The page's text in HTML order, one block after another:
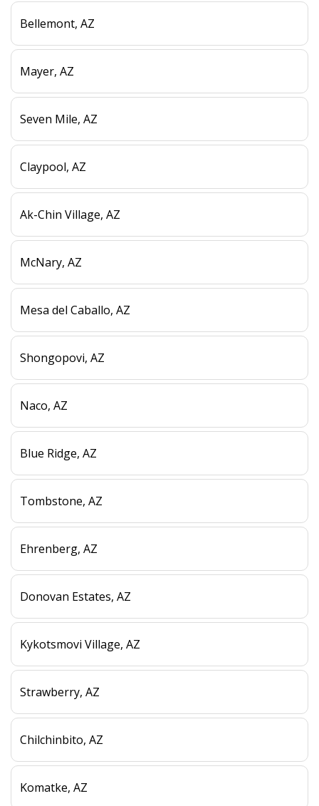
Bellemont, AZ
Mayer, AZ
Seven Mile, AZ
Claypool, AZ
Ak-Chin Village, AZ
McNary, AZ
Mesa del Caballo, AZ
Shongopovi, AZ
Naco, AZ
Blue Ridge, AZ
Tombstone, AZ
Ehrenberg, AZ
Donovan Estates, AZ
Kykotsmovi Village, AZ
Strawberry, AZ
Chilchinbito, AZ
Komatke, AZ